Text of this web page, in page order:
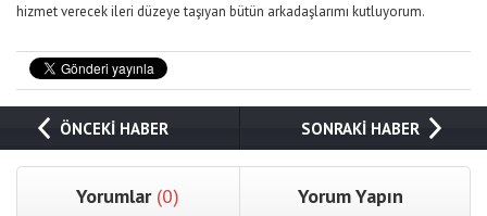
hizmet verecek ileri düzeye taşıyan bütün arkadaşlarımı kutluyorum.
ÖNCEKİ HABER SONRAKİ HABER
Yorumlar (0) Yorum Yapın